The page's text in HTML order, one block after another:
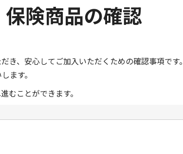
保険商品の確認
き、安心してご加入いただくための確認事項です。
ます。
むことができます。